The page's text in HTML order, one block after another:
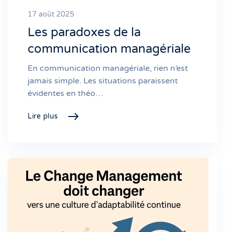
17 août 2025
Les paradoxes de la
communication managériale
En communication managériale, rien n’est
jamais simple. Les situations paraissent
évidentes en théo…
Lire plus